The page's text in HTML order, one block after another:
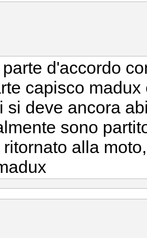
d'accordo
capisco
si deve ancora
sono
ritornato alla